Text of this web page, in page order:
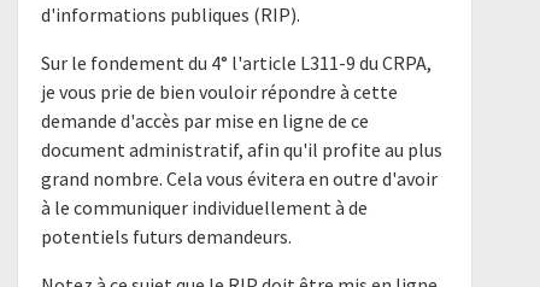
d'informations publiques (RIP).
Sur le fondement du 4° l'article L311-9 du CRPA,
je vous prie de bien vouloir répondre à cette
demande d'accès par mise en ligne de ce
document administratif, afin qu'il profite au plus
grand nombre. Cela vous évitera en outre d'avoir
à le communiquer individuellement à de
potentiels futurs demandeurs.